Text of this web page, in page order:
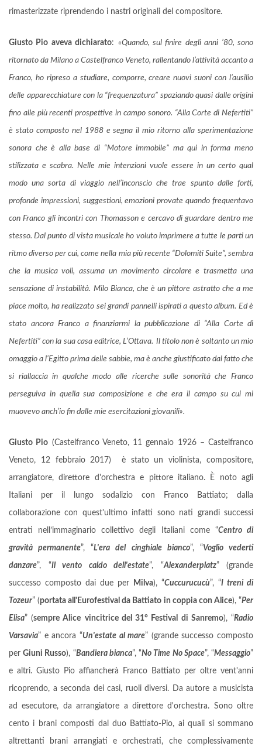
rimasterizzate riprendendo i nastri originali del compositore.
Giusto Pio aveva dichiarato: «Quando, sul finire degli anni ’80, sono
ritornato da Milano a Castelfranco Veneto, rallentando l’attività accanto a
Franco, ho ripreso a studiare, comporre, creare nuovi suoni con l’ausilio
delle apparecchiature con la “frequenzatura” spaziando quasi dalle origini
fino alle più recenti prospettive in campo sonoro. “Alla Corte di Nefertiti”
è stato composto nel 1988 e segna il mio ritorno alla sperimentazione
sonora che è alla base di “Motore immobile” ma qui in forma meno
stilizzata e scabra. Nelle mie intenzioni vuole essere in un certo qual
modo una sorta di viaggio nell’inconscio che trae spunto dalle forti,
profonde impressioni, suggestioni, emozioni provate quando frequentavo
con Franco gli incontri con Thomasson e cercavo di guardare dentro me
stesso. Dal punto di vista musicale ho voluto imprimere a tutte le parti un
ritmo diverso per cui, come nella mia più recente “Dolomiti Suite”, sembra
che la musica voli, assuma un movimento circolare e trasmetta una
sensazione di instabilità. Milo Bianca, che è un pittore astratto che a me
piace molto, ha realizzato sei grandi pannelli ispirati a questo album. Ed è
stato ancora Franco a finanziarmi la pubblicazione di “Alla Corte di
Nefertiti” con la sua casa editrice, L’Ottava. Il titolo non è soltanto un mio
omaggio a l’Egitto prima delle sabbie, ma è anche giustificato dal fatto che
si riallaccia in qualche modo alle ricerche sulle sonorità che Franco
perseguiva in quella sua composizione e che era il campo su cui mi
muovevo anch’io fin dalle mie esercitazioni giovanili».
Giusto Pio (Castelfranco Veneto, 11 gennaio 1926 – Castelfranco
Veneto, 12 febbraio 2017) è stato un violinista, compositore,
arrangiatore, direttore d'orchestra e pittore italiano. È noto agli
Italiani per il lungo sodalizio con Franco Battiato; dalla
collaborazione con quest'ultimo infatti sono nati grandi successi
entrati nell’immaginario collettivo degli Italiani come “Centro di
gravità permanente”, “L'era del cinghiale bianco”, “Voglio vederti
danzare”, “Il vento caldo dell'estate”, “Alexanderplatz” (grande
successo composto dai due per Milva), “Cuccurucucù”, “I treni di
Tozeur” (portata all'Eurofestival da Battiato in coppia con Alice), “Per
Elisa” (sempre Alice vincitrice del 31° Festival di Sanremo), “Radio
Varsavia” e ancora “Un'estate al mare” (grande successo composto
perGiuni Russo), “Bandiera bianca”, “No Time No Space”, “Messaggio”
e altri. Giusto Pio affiancherà Franco Battiato per oltre vent'anni
ricoprendo, a seconda dei casi, ruoli diversi. Da autore a musicista
ad esecutore, da arrangiatore a direttore d'orchestra. Sono oltre
cento i brani composti dal duo Battiato-Pio, ai quali si sommano
altrettanti brani arrangiati e orchestrati, che complessivamente